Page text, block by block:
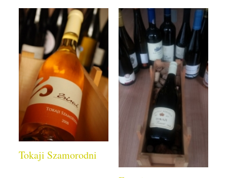
Tokaji Szamorodni